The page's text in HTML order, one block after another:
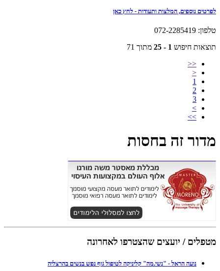
לפרטים נוספים, המלצות ותעודות - לחץ כאן
טלפון: 072-2285419
תוצאות חיפוש 1 - 25
מתוך 71
<<
<
1
2
3
>
>>
מדור זה בחסות
מטפלים / יועצים שהצטרפו לאחרונה
נועה הראל - "נשי.מה" קליניקה לטיפול גוף נפש בנשים בהרצליה